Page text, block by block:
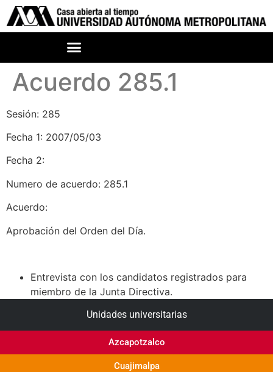
Acuerdo 285.1
Sesión: 285
Fecha 1: 2007/05/03
Fecha 2:
Numero de acuerdo: 285.1
Acuerdo:
Aprobación del Orden del Día.
Entrevista con los candidatos registrados para
miembro de la Junta Directiva.
Unidades universitarias
Azcapotzalco
Cuajimalpa